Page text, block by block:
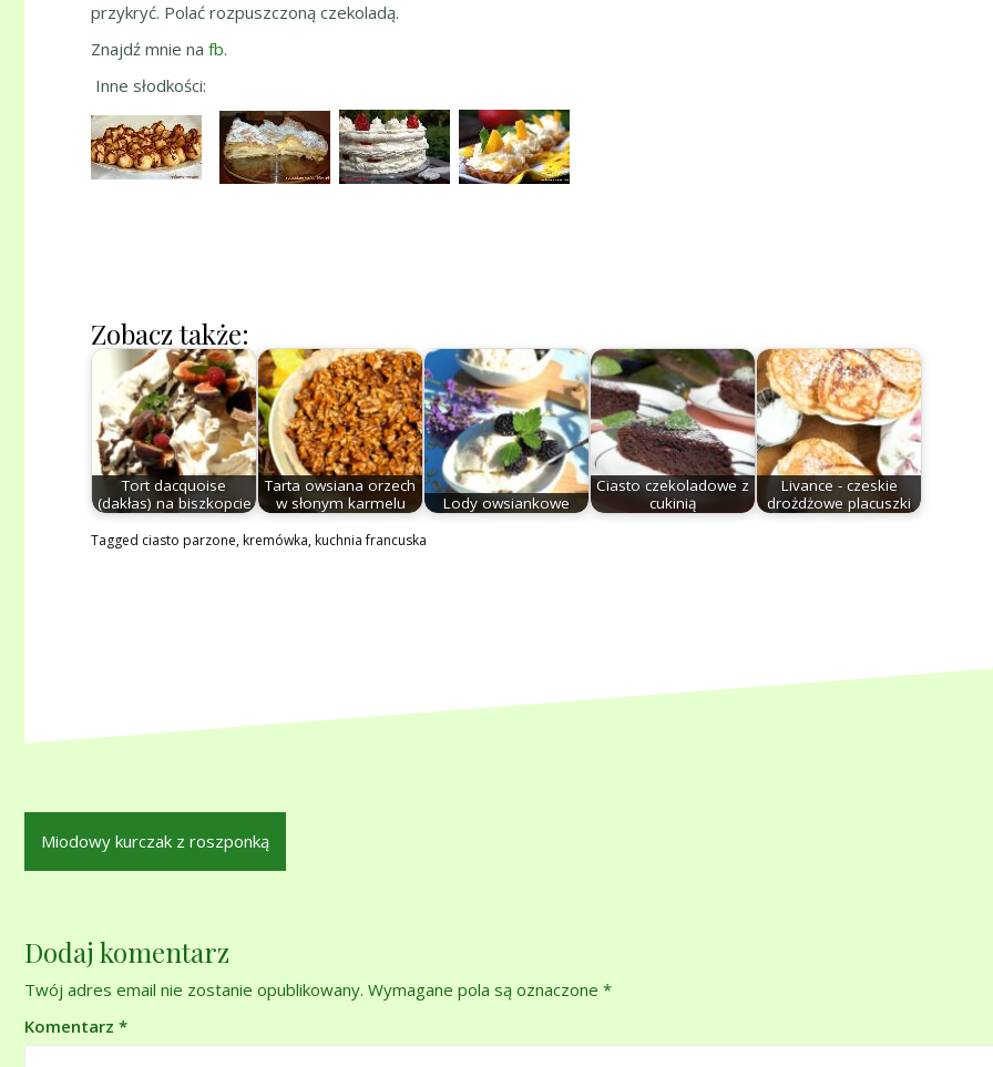
przykryć. Polać rozpuszczoną czekoladą.
Znajdź mnie na fb.
Inne słodkości:
Zobacz także:
Tort dacquoise
(dakłas) na biszkopcie
Tarta owsiana orzech
w słonym karmelu
Lody owsiankowe
Ciasto czekoladowe z
cukinią
Livance - czeskie
drożdżowe placuszki
Tagged ciasto parzone,kremówka,kuchnia francuska
Nawigacja
wpisu
Miodowy kurczak z roszponką
Dodaj komentarz
Twój adres email nie zostanie opublikowany. Wymagane pola są oznaczone *
Komentarz *